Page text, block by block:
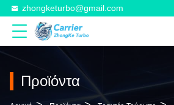
zhongketurbo@gmail.com
Προϊόντα